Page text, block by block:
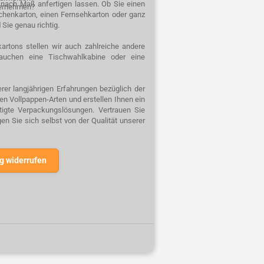
Maß anfertigen lassen. Ob Sie einen
einen Fernsehkarton oder ganz
genau richtig.
stellen wir auch zahlreiche andere
eine Tischwahlkabine oder eine
langjährigen Erfahrungen bezüglich der
Vollpappen-Arten und erstellen Ihnen ein
Verpackungslösungen. Vertrauen Sie
Sie sich selbst von der Qualität unserer
widerrufen